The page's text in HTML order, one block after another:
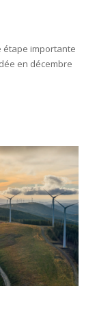
étape importante
en décembre